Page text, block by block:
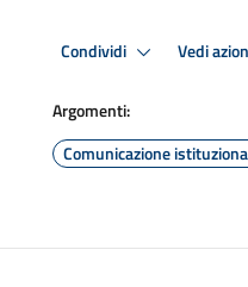
Condividi Vedi
Argomenti:
Comunicazione